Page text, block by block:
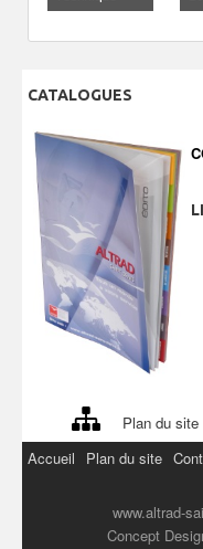
CATALOGUES
Plan du site
Accueil
Plan du site
www.altrad-
Concept